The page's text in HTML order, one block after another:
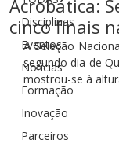
Disciplinas
Eventos
Notícias
Formação
Inovação
Parceiros
Acrobática:
cinco finais
A Seleção
segundo dia de
mostrou-se à